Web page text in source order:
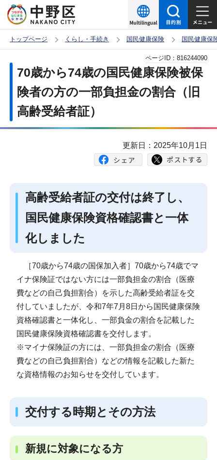
の
ー
す
トップページ くらし・手続き 国民健康保険 国民健康保
70歳から74歳の国民健康保険被保
険者の方の一部負担金の割合（旧
高齢受給者証）
ページID： 816244090
更新日：2025年10月1日
高齢受給者証の交付は終了し、
国民健康保険資格確認書と一体
化しました
［70歳から74歳の国保加入者］70歳から74歳でマ
イナ保険証ではない方には一部負担金の割合（医療
費などの自己負担割合）を示した高齢受給者証を交
付していましたが、令和7年7月8日から国民健康保険
資格確認書と一体化し、一部負金の割合を記載した
国民健康保険資格確認書を交付します。
※マイナ保険証の方には、一部負担金の割合（医療
費などの自己負担割合）などの情報を記載した新た
な資格情報のお知らせを交付しています。
交付する時期とその方法
新規に対象になる方